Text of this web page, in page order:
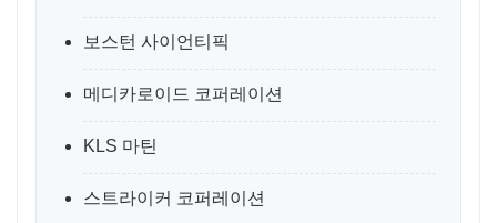
보스턴 사이언티픽
메디카로이드 코퍼레이션
KLS 마틴
스트라이커 코퍼레이션